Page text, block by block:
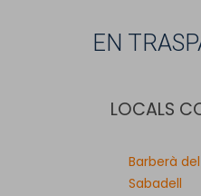
EN
LOCALS
Barberà
Sabadell